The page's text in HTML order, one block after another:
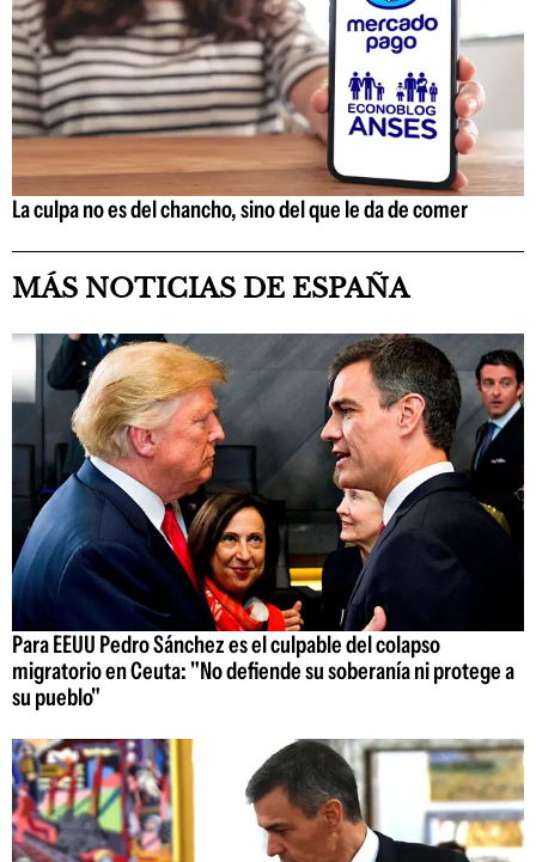
La culpa no es del chancho, sino del que le da de comer
MÁS NOTICIAS DE ESPAÑA
Para EEUU Pedro Sánchez es el culpable del colapso
migratorio en Ceuta: "No defiende su soberanía ni protege a
su pueblo"